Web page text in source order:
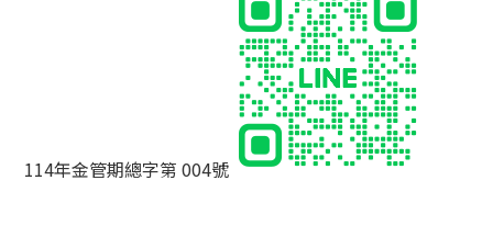
114年金管期總字第 004號